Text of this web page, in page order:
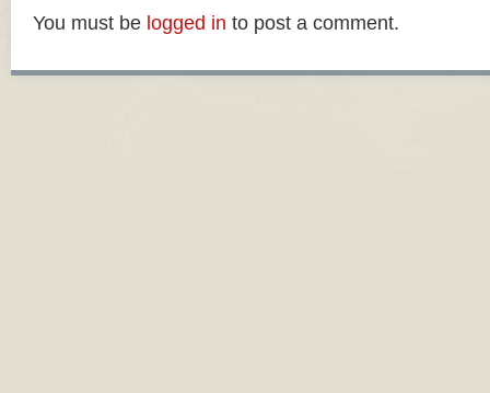
You must be logged in to post a comment.